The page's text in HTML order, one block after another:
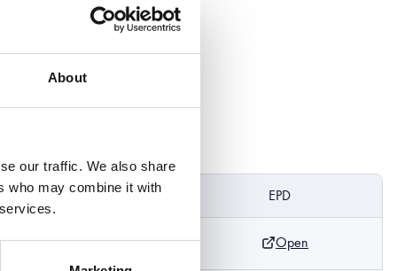
About
our traffic. We also share
who may combine it with
EPD
Open